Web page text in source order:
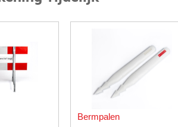
Bermpalen